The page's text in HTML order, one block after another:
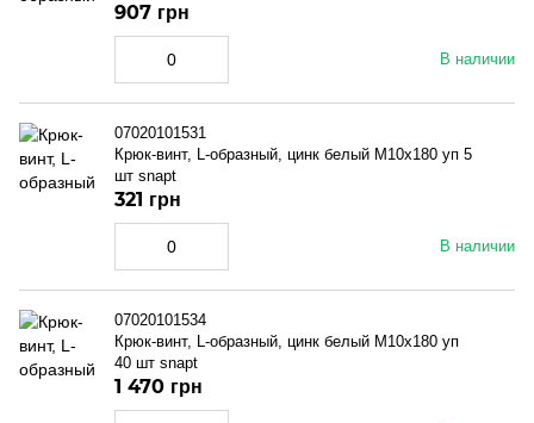
В наличии
907 грн
07020101531
Крюк-винт, L-образный, цинк белый M10x180 уп 5
шт snapt
В наличии
321 грн
07020101534
Крюк-винт, L-образный, цинк белый M10x180 уп
40 шт snapt
1 470 грн